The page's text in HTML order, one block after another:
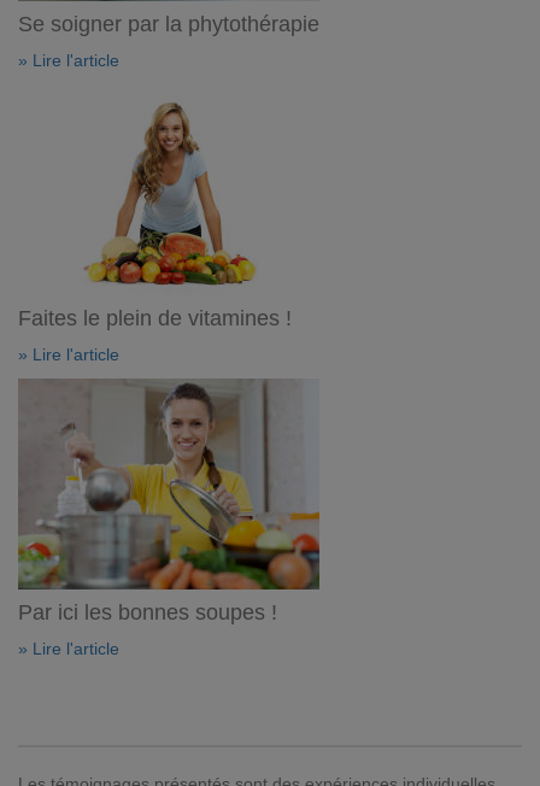
Se soigner par la phytothérapie
» Lire l'article
Faites le plein de vitamines !
» Lire l'article
Par ici les bonnes soupes !
» Lire l'article